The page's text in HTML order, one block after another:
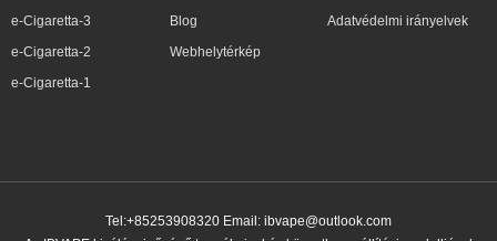
e-Cigaretta-3
e-Cigaretta-2
e-Cigaretta-1
Blog
Webhelytérkép
Adatvédelmi irányelvek
Tel:+85253908320 Email: ibvape@outlook.com